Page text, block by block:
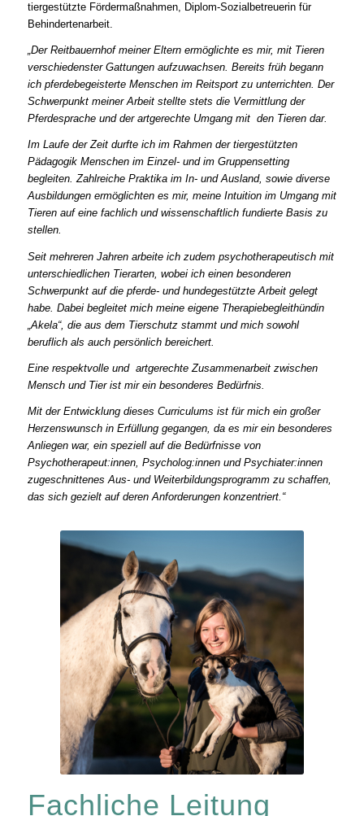
tiergestützte Fördermaßnahmen, Diplom-Sozialbetreuerin für
Behindertenarbeit.
„Der Reitbauernhof meiner Eltern ermöglichte es mir, mit Tieren
verschiedenster Gattungen aufzuwachsen. Bereits früh begann
ich pferdebegeisterte Menschen im Reitsport zu unterrichten. Der
Schwerpunkt meiner Arbeit stellte stets die Vermittlung der
Pferdesprache und der artgerechte Umgang mit den Tieren dar.
Im Laufe der Zeit durfte ich im Rahmen der tiergestützten
Pädagogik Menschen im Einzel- und im Gruppensetting
begleiten. Zahlreiche Praktika im In- und Ausland, sowie diverse
Ausbildungen ermöglichten es mir, meine Intuition im Umgang mit
Tieren auf eine fachlich und wissenschaftlich fundierte Basis zu
stellen.
Seit mehreren Jahren arbeite ich zudem psychotherapeutisch mit
unterschiedlichen Tierarten, wobei ich einen besonderen
Schwerpunkt auf die pferde- und hundegestützte Arbeit gelegt
habe. Dabei begleitet mich meine eigene Therapiebegleithündin
„Akela“, die aus dem Tierschutz stammt und mich sowohl
beruflich als auch persönlich bereichert.
Eine respektvolle und artgerechte Zusammenarbeit zwischen
Mensch und Tier ist mir ein besonderes Bedürfnis.
Mit der Entwicklung dieses Curriculums ist für mich ein großer
Herzenswunsch in Erfüllung gegangen, da es mir ein besonderes
Anliegen war, ein speziell auf die Bedürfnisse von
Psychotherapeut:innen, Psycholog:innen und Psychiater:innen
zugeschnittenes Aus- und Weiterbildungsprogramm zu schaffen,
das sich gezielt auf deren Anforderungen konzentriert.“
Fachliche Leitung